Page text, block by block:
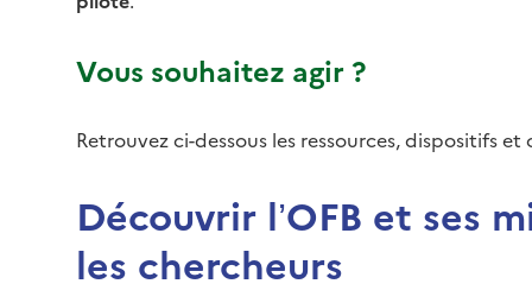
Vous souhaitez agir ?
Retrouvez ci-dessous les ressources, dispositifs
Découvrir l’OFB et ses
les chercheurs